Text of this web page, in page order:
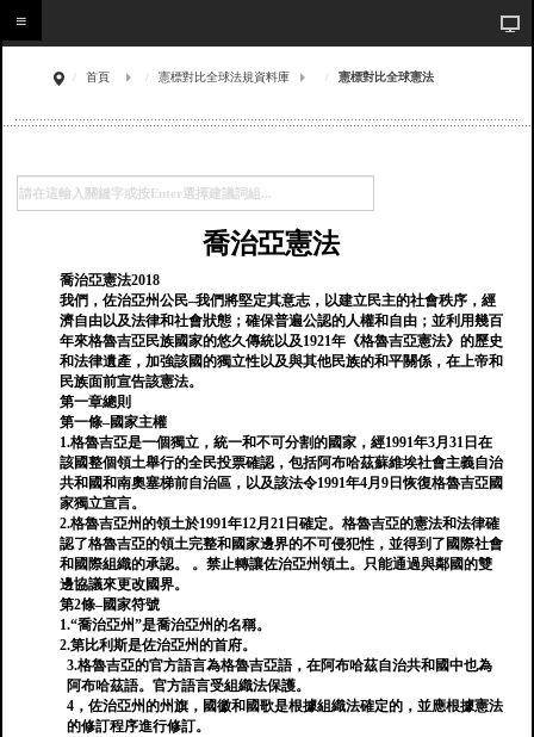
首頁 憲標對比全球法規資料庫 憲標對比全球憲法
喬治亞憲法
喬治亞憲法2018
我們，佐治亞州公民–我們將堅定其意志，以建立民主的社會秩序，經
濟自由以及法律和社會狀態；確保普遍公認的人權和自由；並利用幾百
年來格魯吉亞民族國家的悠久傳統以及1921年《格魯吉亞憲法》的歷史
和法律遺產，加強該國的獨立性以及與其他民族的和平關係，在上帝和
民族面前宣告該憲法。
第一章總則
第一條–國家主權
1.格魯吉亞是一個獨立，統一和不可分割的國家，經1991年3月31日在
該國整個領土舉行的全民投票確認，包括阿布哈茲蘇維埃社會主義自治
共和國和南奧塞梯前自治區，以及該法令1991年4月9日恢復格魯吉亞國
家獨立宣言。
2.格魯吉亞州的領土於1991年12月21日確定。格魯吉亞的憲法和法律確
認了格魯吉亞的領土完整和國家邊界的不可侵犯性，並得到了國際社會
和國際組織的承認。 。禁止轉讓佐治亞州領土。只能通過與鄰國的雙
邊協議來更改國界。
第2條–國家符號
1.“喬治亞州”是喬治亞州的名稱。
2.第比利斯是佐治亞州的首府。
3.格魯吉亞的官方語言為格魯吉亞語，在阿布哈茲自治共和國中也為
阿布哈茲語。官方語言受組織法保護。
4，佐治亞州的州旗，國徽和國歌是根據組織法確定的，並應根據憲法
的修訂程序進行修訂。